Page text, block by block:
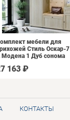
мебели для
Стиль Оскар-7
Модена 1 Дуб сонома
163 ₽
КОНТАКТЫ